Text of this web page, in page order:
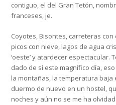
contiguo, el del Gran Tetón,
franceses, je.
Coyotes, Bisontes, carreteras
picos con nieve, lagos de agua
‘oeste’ y atardecer espectacular.
dado de sí este magnífico día,
la montañas, la temperatura
duermo de nuevo en un hostel,
noches y aún no se me ha